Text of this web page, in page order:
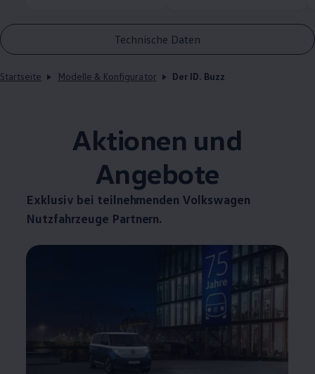
Technische Daten
Startseite Modelle & Konfigurator Der ID. Buzz
Aktionen und
Angebote
Exklusiv bei teilnehmenden Volkswagen
Nutzfahrzeuge Partnern.